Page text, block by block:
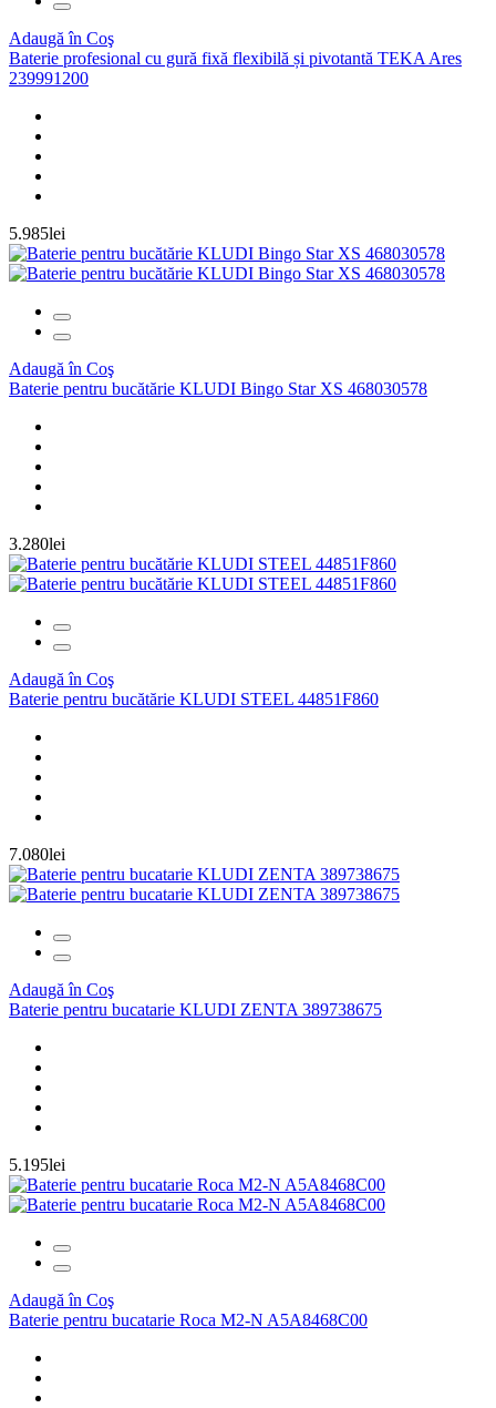
Adaugă în Coş
Baterie profesional cu gură fixă flexibilă și pivotantă TEKA Ares
239991200
5.985lei
Adaugă în Coş
Baterie pentru bucătărie KLUDI Bingo Star XS 468030578
3.280lei
Adaugă în Coş
Baterie pentru bucătărie KLUDI STEEL 44851F860
7.080lei
Adaugă în Coş
Baterie pentru bucatarie KLUDI ZENTA 389738675
5.195lei
Adaugă în Coş
Baterie pentru bucatarie Roca M2-N A5A8468C00